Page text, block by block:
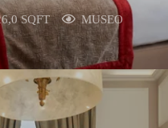
SQFT
MUSEO